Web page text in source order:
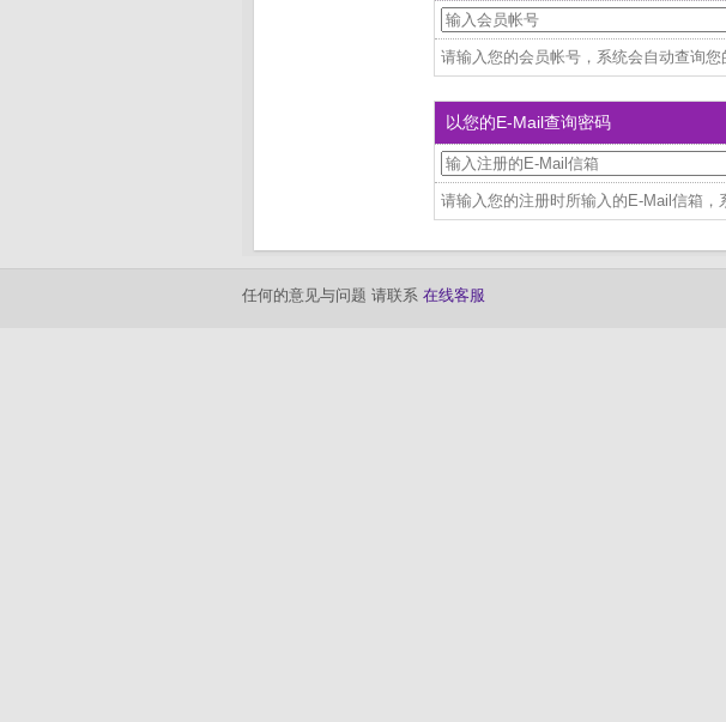
请输入您的会员帐号，系统会自动查询
以您的E-Mail查询密码
请输入您的注册时所输入的E-Mail信箱
任何的意见与问题 请联系 在线客服